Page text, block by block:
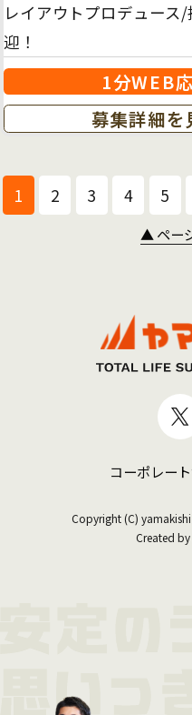
レイアウトプロデュース
迎！
1分WEB
募集詳細を
1 2 3 4 5
▲ ペー
コーポレー
Copyright (C)
Created by